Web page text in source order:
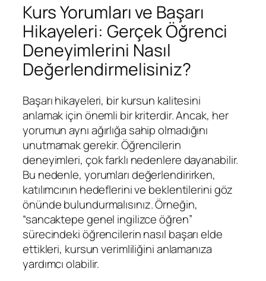
Kurs Yorumları ve Başarı
Hikayeleri: Gerçek Öğrenci
Deneyimlerini Nasıl
Değerlendirmelisiniz?
Başarı hikayeleri, bir kursun kalitesini
anlamak için önemli bir kriterdir. Ancak, her
yorumun aynı ağırlığa sahip olmadığını
unutmamak gerekir. Öğrencilerin
deneyimleri, çok farklı nedenlere dayanabilir.
Bu nedenle, yorumları değerlendirirken,
katılımcının hedeflerini ve beklentilerini göz
önünde bulundurmalısınız. Örneğin,
“sancaktepe genel ingilizce öğren”
sürecindeki öğrencilerin nasıl başarı elde
ettikleri, kursun verimliliğini anlamanıza
yardımcı olabilir.